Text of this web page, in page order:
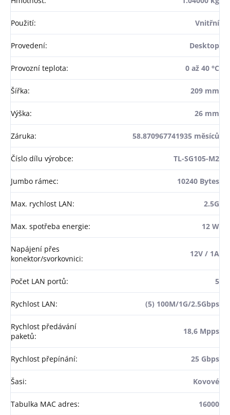
Použití: Vnitřní
Provedení: Desktop
Provozní teplota: 0 až 40 °C
Šířka: 209 mm
Výška: 26 mm
Záruka: 58.870967741935 měsíců
Číslo dílu výrobce: TL-SG105-M2
Jumbo rámec: 10240 Bytes
Max. rychlost LAN: 2.5G
Max. spotřeba energie: 12 W
Napájení přes
konektor/svorkovnici:
12V / 1A
Počet LAN portů: 5
Rychlost LAN: (5) 100M/1G/2.5Gbps
Rychlost předávání
paketů:
18,6 Mpps
Rychlost přepínání: 25 Gbps
Šasi: Kovové
Tabulka MAC adres: 16000